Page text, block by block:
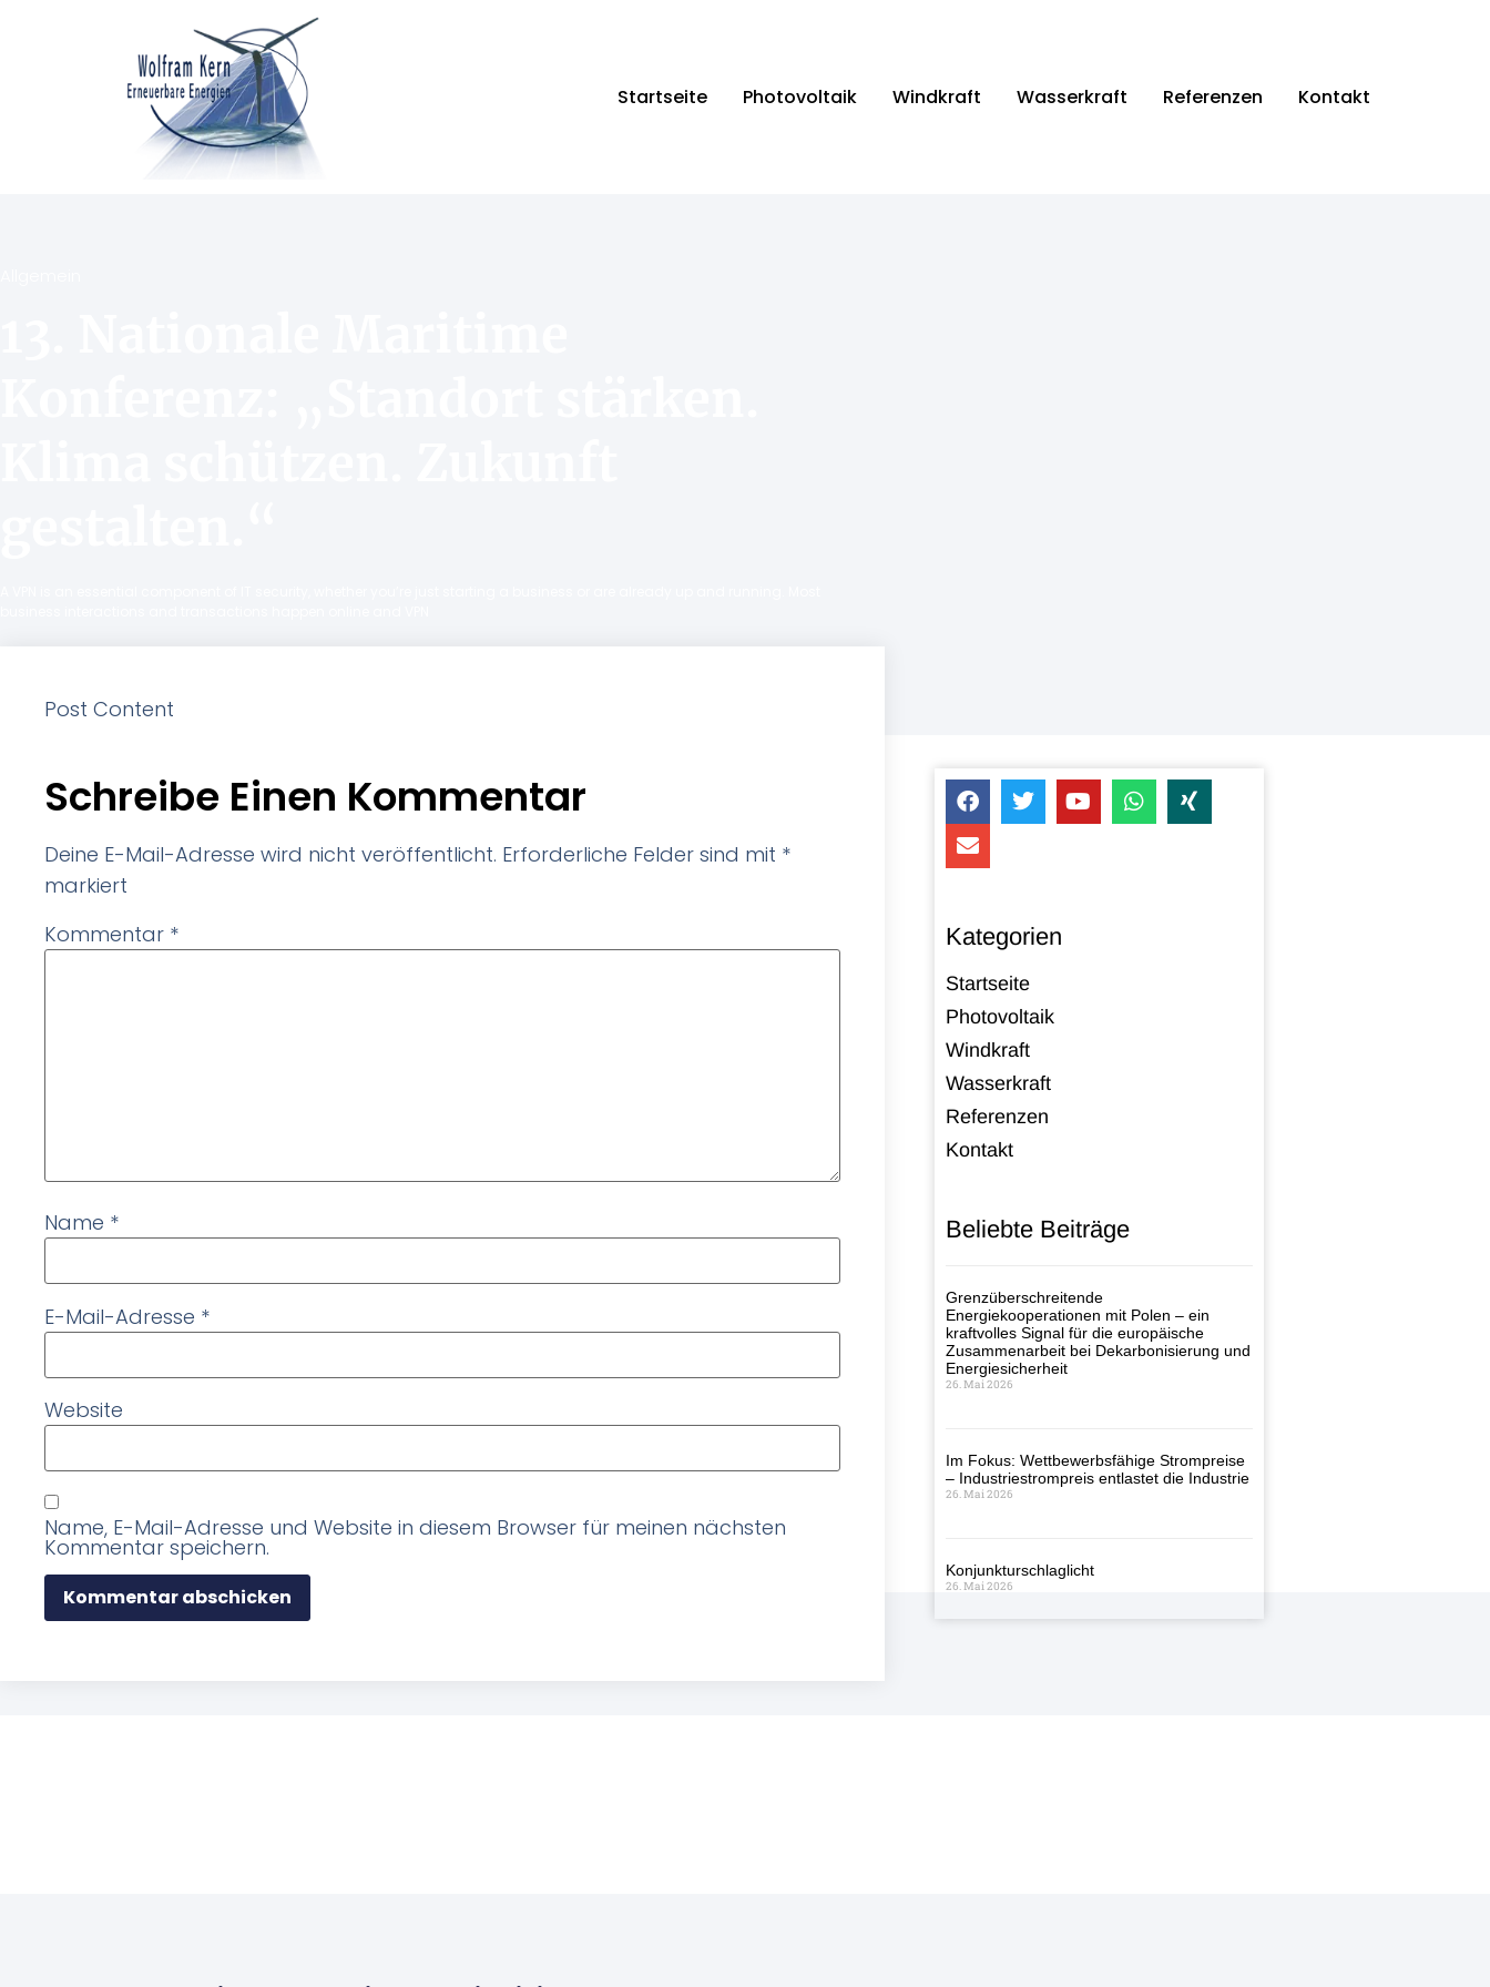
Startseite Photovoltaik Windkraft Wasserkraft Referenzen Kontakt
Post Content
Schreibe Einen Kommentar
Deine E-Mail-Adresse wird nicht veröffentlicht. Erforderliche Felder sind mit *
markiert
Kommentar *
Name *
E-Mail-Adresse *
Website
Name, E-Mail-Adresse und Website in diesem Browser für meinen nächsten
Kommentar speichern.
Kategorien
Startseite
Photovoltaik
Windkraft
Wasserkraft
Referenzen
Kontakt
Beliebte Beiträge
Grenzüberschreitende
Energiekooperationen mit Polen – ein
kraftvolles Signal für die europäische
Zusammenarbeit bei Dekarbonisierung und
Energiesicherheit
26. Mai 2026
Im Fokus: Wettbewerbsfähige Strompreise
– Industriestrompreis entlastet die Industrie
26. Mai 2026
Konjunkturschlaglicht
26. Mai 2026